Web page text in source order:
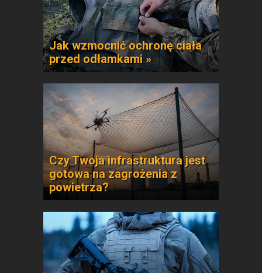
Jak wzmocnić ochronę ciała
przed odłamkami »
Czy Twoja infrastruktura jest
gotowa na zagrożenia z
powietrza?